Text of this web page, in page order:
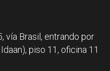
vía Brasil, entrando por
piso 11, oficina 11